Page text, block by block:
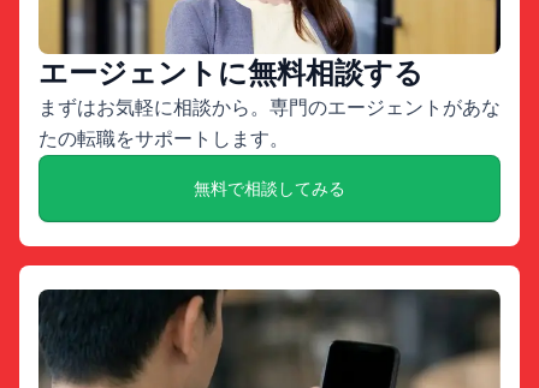
エージェントに無料相談する
まずはお気軽に相談から。専門のエージェントがあな
たの転職をサポートします。
無料で相談してみる